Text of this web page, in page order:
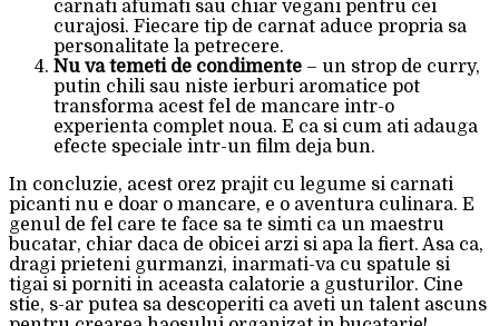
carnati afumati sau chiar vegani pentru cei
curajosi. Fiecare tip de carnat aduce propria sa
personalitate la petrecere.
Nu va temeti de condimente – un strop de curry,
putin chili sau niste ierburi aromatice pot
transforma acest fel de mancare intr-o
experienta complet noua. E ca si cum ati adauga
efecte speciale intr-un film deja bun.
In concluzie, acest orez prajit cu legume si carnati
picanti nu e doar o mancare, e o aventura culinara. E
genul de fel care te face sa te simti ca un maestru
bucatar, chiar daca de obicei arzi si apa la fiert. Asa ca,
dragi prieteni gurmanzi, inarmati-va cu spatule si
tigai si porniti in aceasta calatorie a gusturilor. Cine
stie, s-ar putea sa descoperiti ca aveti un talent ascuns